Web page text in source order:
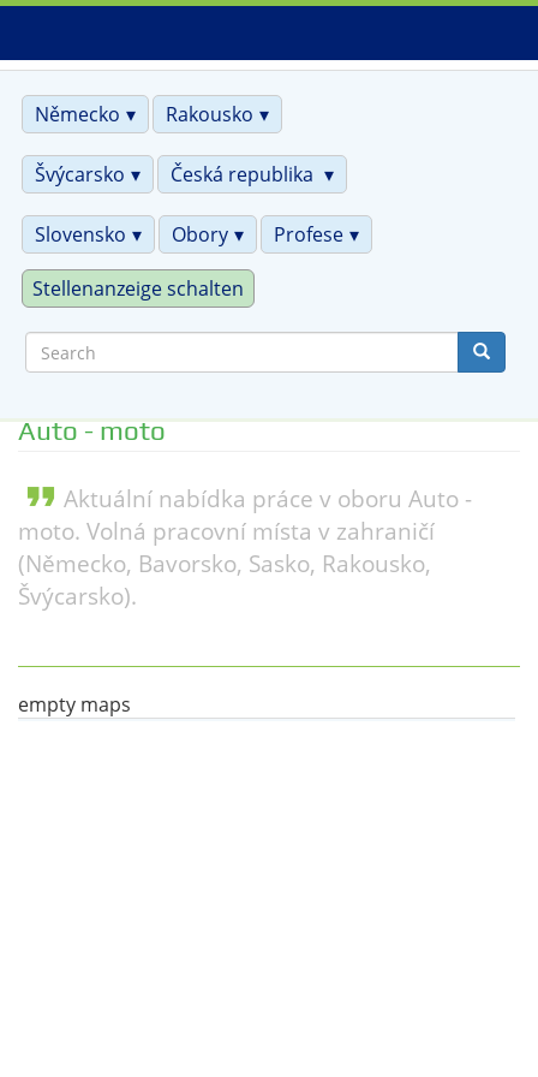
Skip
main
content
Německo
Rakousko
Švýcarsko Česká republika
Slovensko Obory Profese
Stellenanzeige schalten
Auto - moto
format_quote Aktuální nabídka práce v oboru Auto -
moto. Volná pracovní místa v zahraničí
(Německo, Bavorsko, Sasko, Rakousko,
Švýcarsko).
empty maps